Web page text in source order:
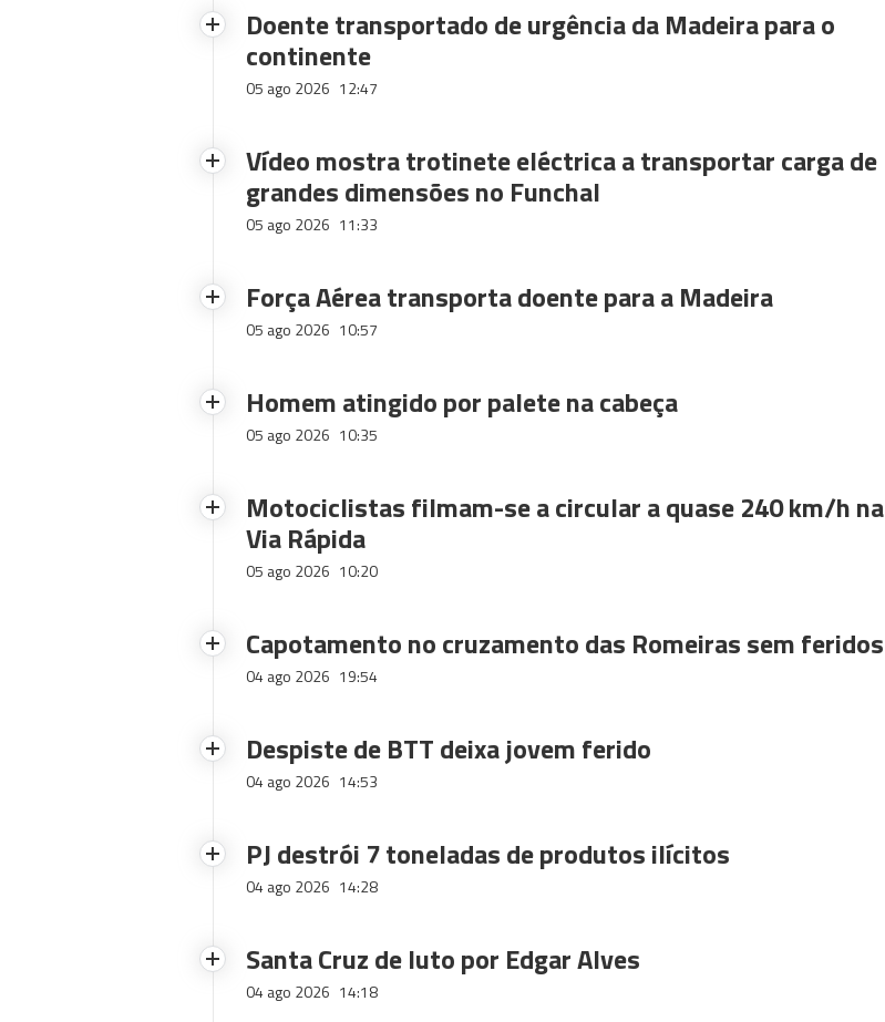
Doente transportado de urgência da Madeira para o
continente
05 ago 2026 12:47
Vídeo mostra trotinete eléctrica a transportar carga de
grandes dimensões no Funchal
05 ago 2026 11:33
Força Aérea transporta doente para a Madeira
05 ago 2026 10:57
Homem atingido por palete na cabeça
05 ago 2026 10:35
Motociclistas filmam-se a circular a quase 240 km/h na
Via Rápida
05 ago 2026 10:20
Capotamento no cruzamento das Romeiras sem feridos
04 ago 2026 19:54
Despiste de BTT deixa jovem ferido
04 ago 2026 14:53
PJ destrói 7 toneladas de produtos ilícitos
04 ago 2026 14:28
Santa Cruz de luto por Edgar Alves
04 ago 2026 14:18